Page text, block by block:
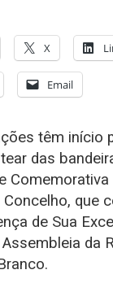
X
Email
têm início
das
que
de Sua
da